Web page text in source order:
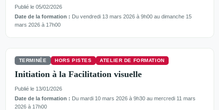
Publié le 05/02/2026
Date de la formation : Du vendredi 13 mars 2026 à 9h00 au dimanche 15
mars 2026 à 17h00
TERMINÉE HORS PISTES ATELIER DE FORMATION
Initiation à la Facilitation visuelle
Publié le 13/01/2026
Date de la formation : Du mardi 10 mars 2026 à 9h30 au mercredi 11 mars
2026 à 17h00